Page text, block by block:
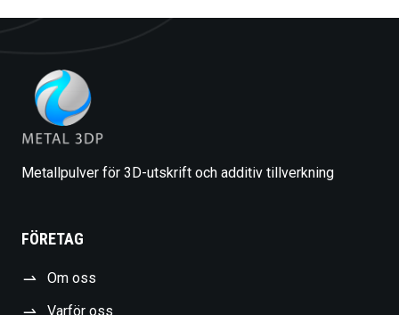
Metallpulver för 3D-utskrift och additiv tillverkning
FÖRETAG
Om oss
Varför oss